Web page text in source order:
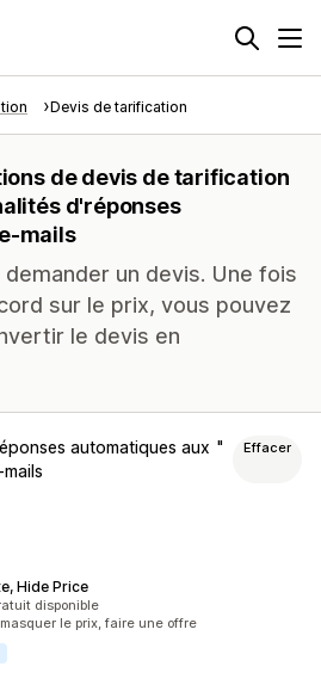
Devis de tarification
de devis de tarification
d'réponses
mails
un devis. Une fois
sur le prix, vous pouvez
le devis en
automatiques aux
Effacer
Hide Price
disponible
le prix, faire une offre